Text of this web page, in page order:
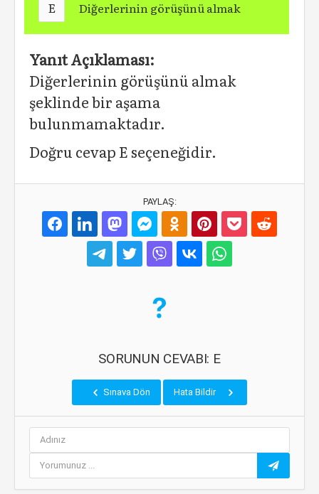
E Diğerlerinin görüşünü almak
Yanıt Açıklaması:
Diğerlerinin görüşünü almak
şeklinde bir aşama
bulunmamaktadır.
Doğru cevap E seçeneğidir.
PAYLAŞ:
SORUNUN CEVABI: E
Sınava Dön Hata Bildir